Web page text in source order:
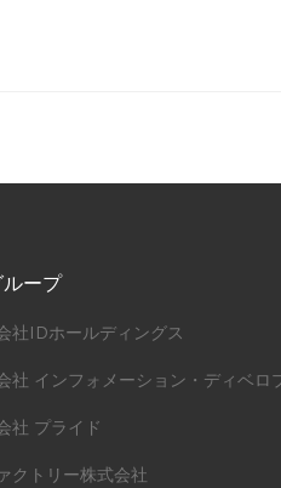
ープ
社IDホールディングス
社 インフォメーション・ディベロ
社 プライド
クトリー株式会社